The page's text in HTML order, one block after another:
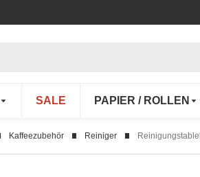
SALE PAPIER / ROLLEN
Kaffeezubehör Reiniger